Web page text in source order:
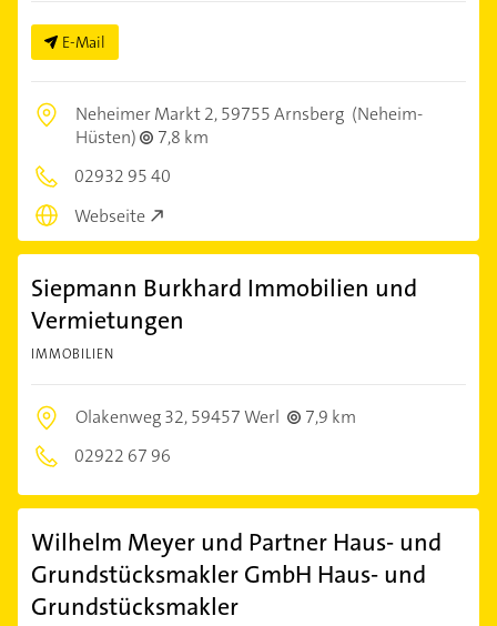
E-Mail
Neheimer Markt 2,59755 Arnsberg (Neheim-
Hüsten)
7,8 km
02932 95 40
Webseite
Siepmann Burkhard Immobilien und
Vermietungen
IMMOBILIEN
Olakenweg 32,59457 Werl
7,9 km
02922 67 96
Wilhelm Meyer und Partner Haus- und
Grundstücksmakler GmbH Haus- und
Grundstücksmakler